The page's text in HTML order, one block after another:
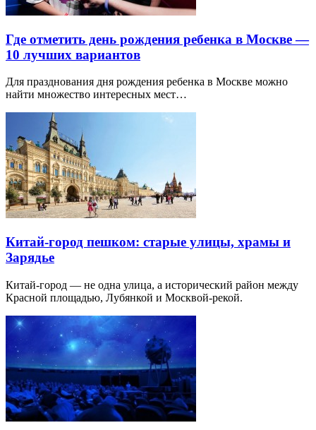
Где отметить день рождения ребенка в Москве —
10 лучших вариантов
Для празднования дня рождения ребенка в Москве можно
найти множество интересных мест…
Китай-город пешком: старые улицы, храмы и
Зарядье
Китай-город — не одна улица, а исторический район между
Красной площадью, Лубянкой и Москвой-рекой.